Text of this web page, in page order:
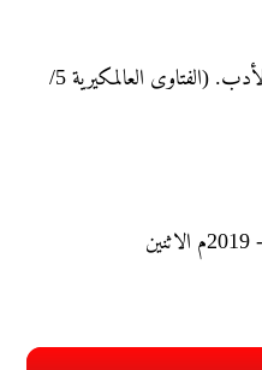
وفي حلق شعر الصدر والظھر ترک الأدب. (الفتاوی العالمکیریة 5/